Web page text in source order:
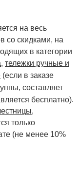
на весь
со скидками, на
в категории
, тележки ручные и
(если в заказе
составляет
бесплатно).
только
(не менее 10%